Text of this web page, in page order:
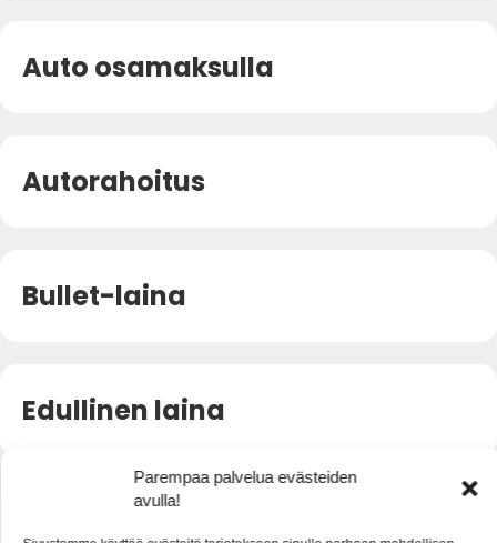
Parempaa palvelua evästeiden
avulla!
Auto osamaksulla
Autorahoitus
Bullet-laina
Edullinen laina